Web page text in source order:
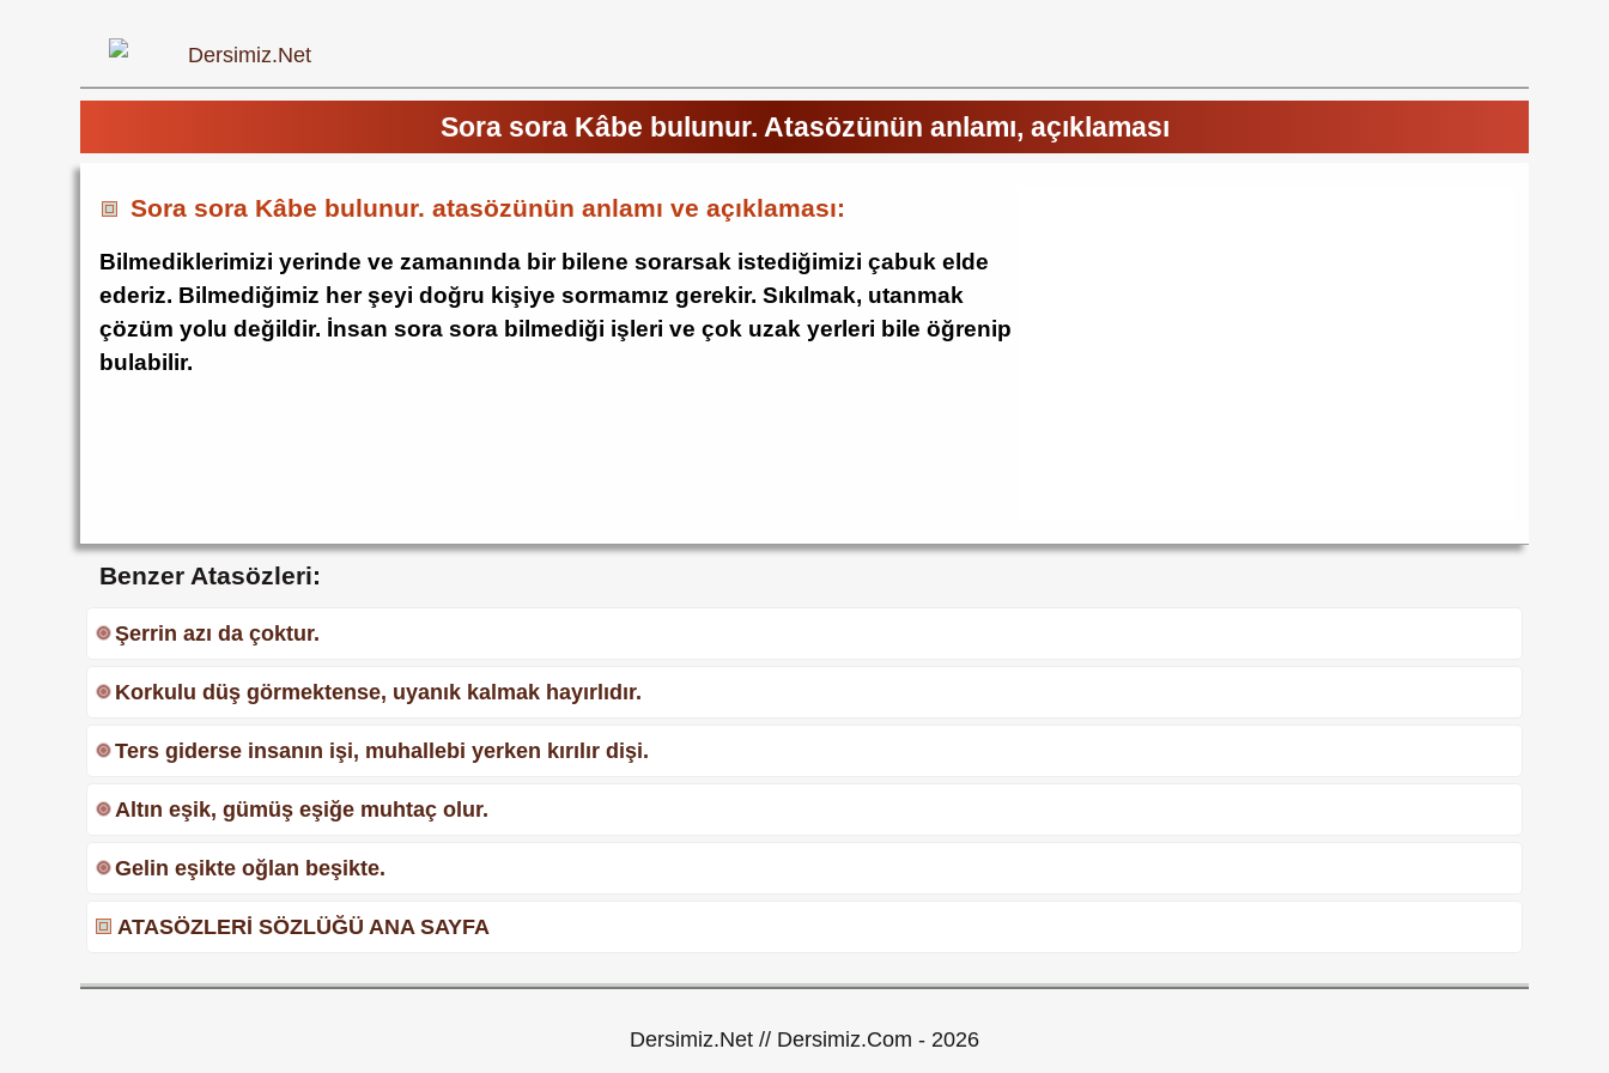
Sora sora Kâbe bulunur. Atasözünün anlamı, açıklaması
Sora sora Kâbe bulunur. atasözünün anlamı ve açıklaması:
Bilmediklerimizi yerinde ve zamanında bir bilene sorarsak istediğimizi çabuk elde
ederiz. Bilmediğimiz her şeyi doğru kişiye sormamız gerekir. Sıkılmak, utanmak
çözüm yolu değildir. İnsan sora sora bilmediği işleri ve çok uzak yerleri bile öğrenip
bulabilir.
Benzer Atasözleri:
Şerrin azı da çoktur.
Korkulu düş görmektense, uyanık kalmak hayırlıdır.
Ters giderse insanın işi, muhallebi yerken kırılır dişi.
Altın eşik, gümüş eşiğe muhtaç olur.
Gelin eşikte oğlan beşikte.
ATASÖZLERİ SÖZLÜĞÜ ANA SAYFA
Dersimiz.Net // Dersimiz.Com - 2026